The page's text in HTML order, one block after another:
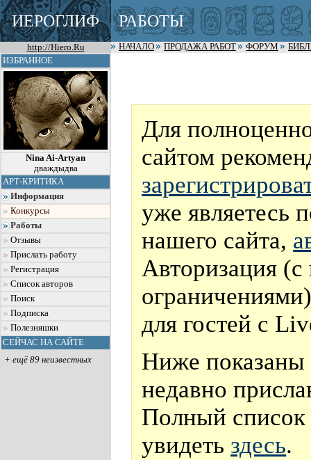
ИЕРОГЛИФ РАБОТЫ
http://Hiero.Ru НАЧАЛО ПРОДАЖА РАБОТ ФОРУМ
ИЗБРАННОЕ
Nina Ai-Artyan
дваждыдва
АРТ-КРИТИКА
Информация
Конкурсы
Работы
Отзывы
Прислать работу
Регистрация
Список авторов
Поиск
Подписка
Полезняшки
СЕЙЧАС НА САЙТЕ
+ ещё 89 неизвестных
Для
сайтом
уже являетесь
нашего сайта,
Авторизация
для гостей с
Ниже показаны
недавно
Полный
увидеть здесь.